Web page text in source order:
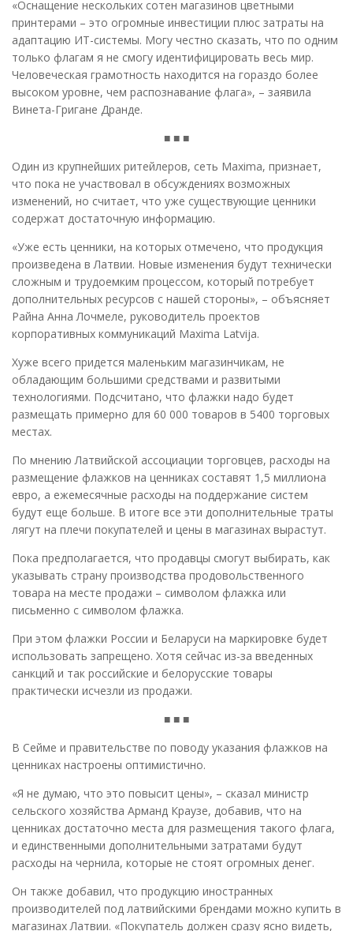
«Оснащение нескольких сотен магазинов цветными
принтерами – это огромные инвестиции плюс затраты на
адаптацию ИТ-системы. Могу честно сказать, что по одним
только флагам я не смогу идентифицировать весь мир.
Человеческая грамотность находится на гораздо более
высоком уровне, чем распознавание флага», – заявила
Винета-Григане Дранде.
■ ■ ■
Один из крупнейших ритейлеров, сеть Maxima, признает,
что пока не участвовал в обсуждениях возможных
изменений, но считает, что уже существующие ценники
содержат достаточную информацию.
«Уже есть ценники, на которых отмечено, что продукция
произведена в Латвии. Новые изменения будут технически
сложным и трудоемким процессом, который потребует
дополнительных ресурсов с нашей стороны», – объясняет
Райна Анна Лочмеле, руководитель проектов
корпоративных коммуникаций Maxima Latvija.
Хуже всего придется маленьким магазинчикам, не
обладающим большими средствами и развитыми
технологиями. Подсчитано, что флажки надо будет
размещать примерно для 60 000 товаров в 5400 торговых
местах.
По мнению Латвийской ассоциации торговцев, расходы на
размещение флажков на ценниках составят 1,5 миллиона
евро, а ежемесячные расходы на поддержание систем
будут еще больше. В итоге все эти дополнительные траты
лягут на плечи покупателей и цены в магазинах вырастут.
Пока предполагается, что продавцы смогут выбирать, как
указывать страну производства продовольственного
товара на месте продажи – символом флажка или
письменно с символом флажка.
При этом флажки России и Беларуси на маркировке будет
использовать запрещено. Хотя сейчас из-за введенных
санкций и так российские и белорусские товары
практически исчезли из продажи.
■ ■ ■
В Сейме и правительстве по поводу указания флажков на
ценниках настроены оптимистично.
«Я не думаю, что это повысит цены», – сказал министр
сельского хозяйства Арманд Краузе, добавив, что на
ценниках достаточно места для размещения такого флага,
и единственными дополнительными затратами будут
расходы на чернила, которые не стоят огромных денег.
Он также добавил, что продукцию иностранных
производителей под латвийскими брендами можно купить в
магазинах Латвии. «Покупатель должен сразу ясно видеть,